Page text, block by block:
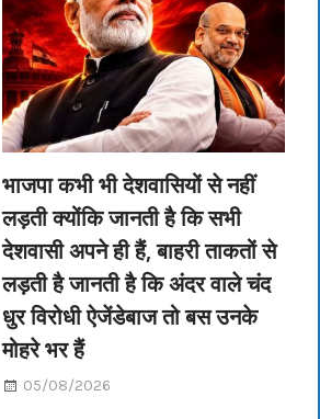
भाजपा कभी भी देशवासियों से नहीं
लड़ती क्योंकि जानती है कि सभी
देशवासी अपने ही हैं, बाहरी ताकतों से
लड़ती है जानती है कि अंदर वाले चंद
धुर विरोधी ऐजेंडेबाज तो बस उनके
मोहरे भर हैं
05/08/2026